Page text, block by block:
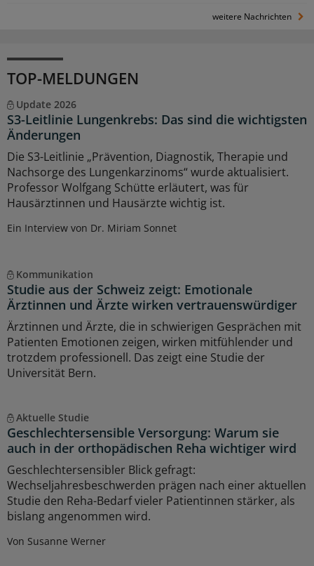
weitere Nachrichten
TOP-MELDUNGEN
Update 2026
S3-Leitlinie Lungenkrebs: Das sind die wichtigsten
Änderungen
Die S3-Leitlinie „Prävention, Diagnostik, Therapie und
Nachsorge des Lungenkarzinoms“ wurde aktualisiert.
Professor Wolfgang Schütte erläutert, was für
Hausärztinnen und Hausärzte wichtig ist.
Ein Interview von Dr. Miriam Sonnet
Kommunikation
Studie aus der Schweiz zeigt: Emotionale
Ärztinnen und Ärzte wirken vertrauenswürdiger
Ärztinnen und Ärzte, die in schwierigen Gesprächen mit
Patienten Emotionen zeigen, wirken mitfühlender und
trotzdem professionell. Das zeigt eine Studie der
Universität Bern.
Aktuelle Studie
Geschlechtersensible Versorgung: Warum sie
auch in der orthopädischen Reha wichtiger wird
Geschlechtersensibler Blick gefragt:
Wechseljahresbeschwerden prägen nach einer aktuellen
Studie den Reha-Bedarf vieler Patientinnen stärker, als
bislang angenommen wird.
Von Susanne Werner